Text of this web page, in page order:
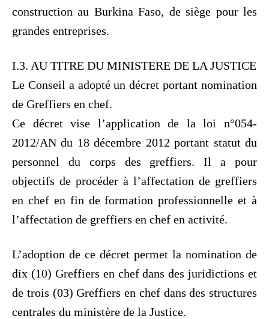
construction au Burkina Faso, de siège pour les
grandes entreprises.
I.3. AU TITRE DU MINISTERE DE LA JUSTICE
Le Conseil a adopté un décret portant nomination
de Greffiers en chef.
Ce décret vise l’application de la loi n°054-
2012/AN du 18 décembre 2012 portant statut du
personnel du corps des greffiers. Il a pour
objectifs de procéder à l’affectation de greffiers
en chef en fin de formation professionnelle et à
l’affectation de greffiers en chef en activité.
L’adoption de ce décret permet la nomination de
dix (10) Greffiers en chef dans des juridictions et
de trois (03) Greffiers en chef dans des structures
centrales du ministère de la Justice.